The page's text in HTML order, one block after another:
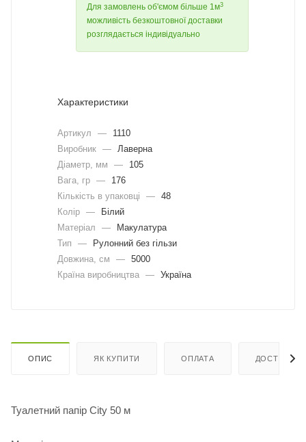
Для замовлень об'ємом більше 1м3
можливість безкоштовної доставки
розглядається індивідуально
Характеристики
Артикул —
1110
Виробник —
Лаверна
Діаметр, мм
—
105
Вага, гр —
176
Кількість в упаковці
— 48
Колір —
Білий
Матеріал
—
Макулатура
Тип
—
Рулонний без гільзи
Довжина, cм
— 5000
Країна виробництва — Україна
ОПИС ЯК КУПИТИ ОПЛАТА ДОСТАВКА
Туалетний папір City 50 м